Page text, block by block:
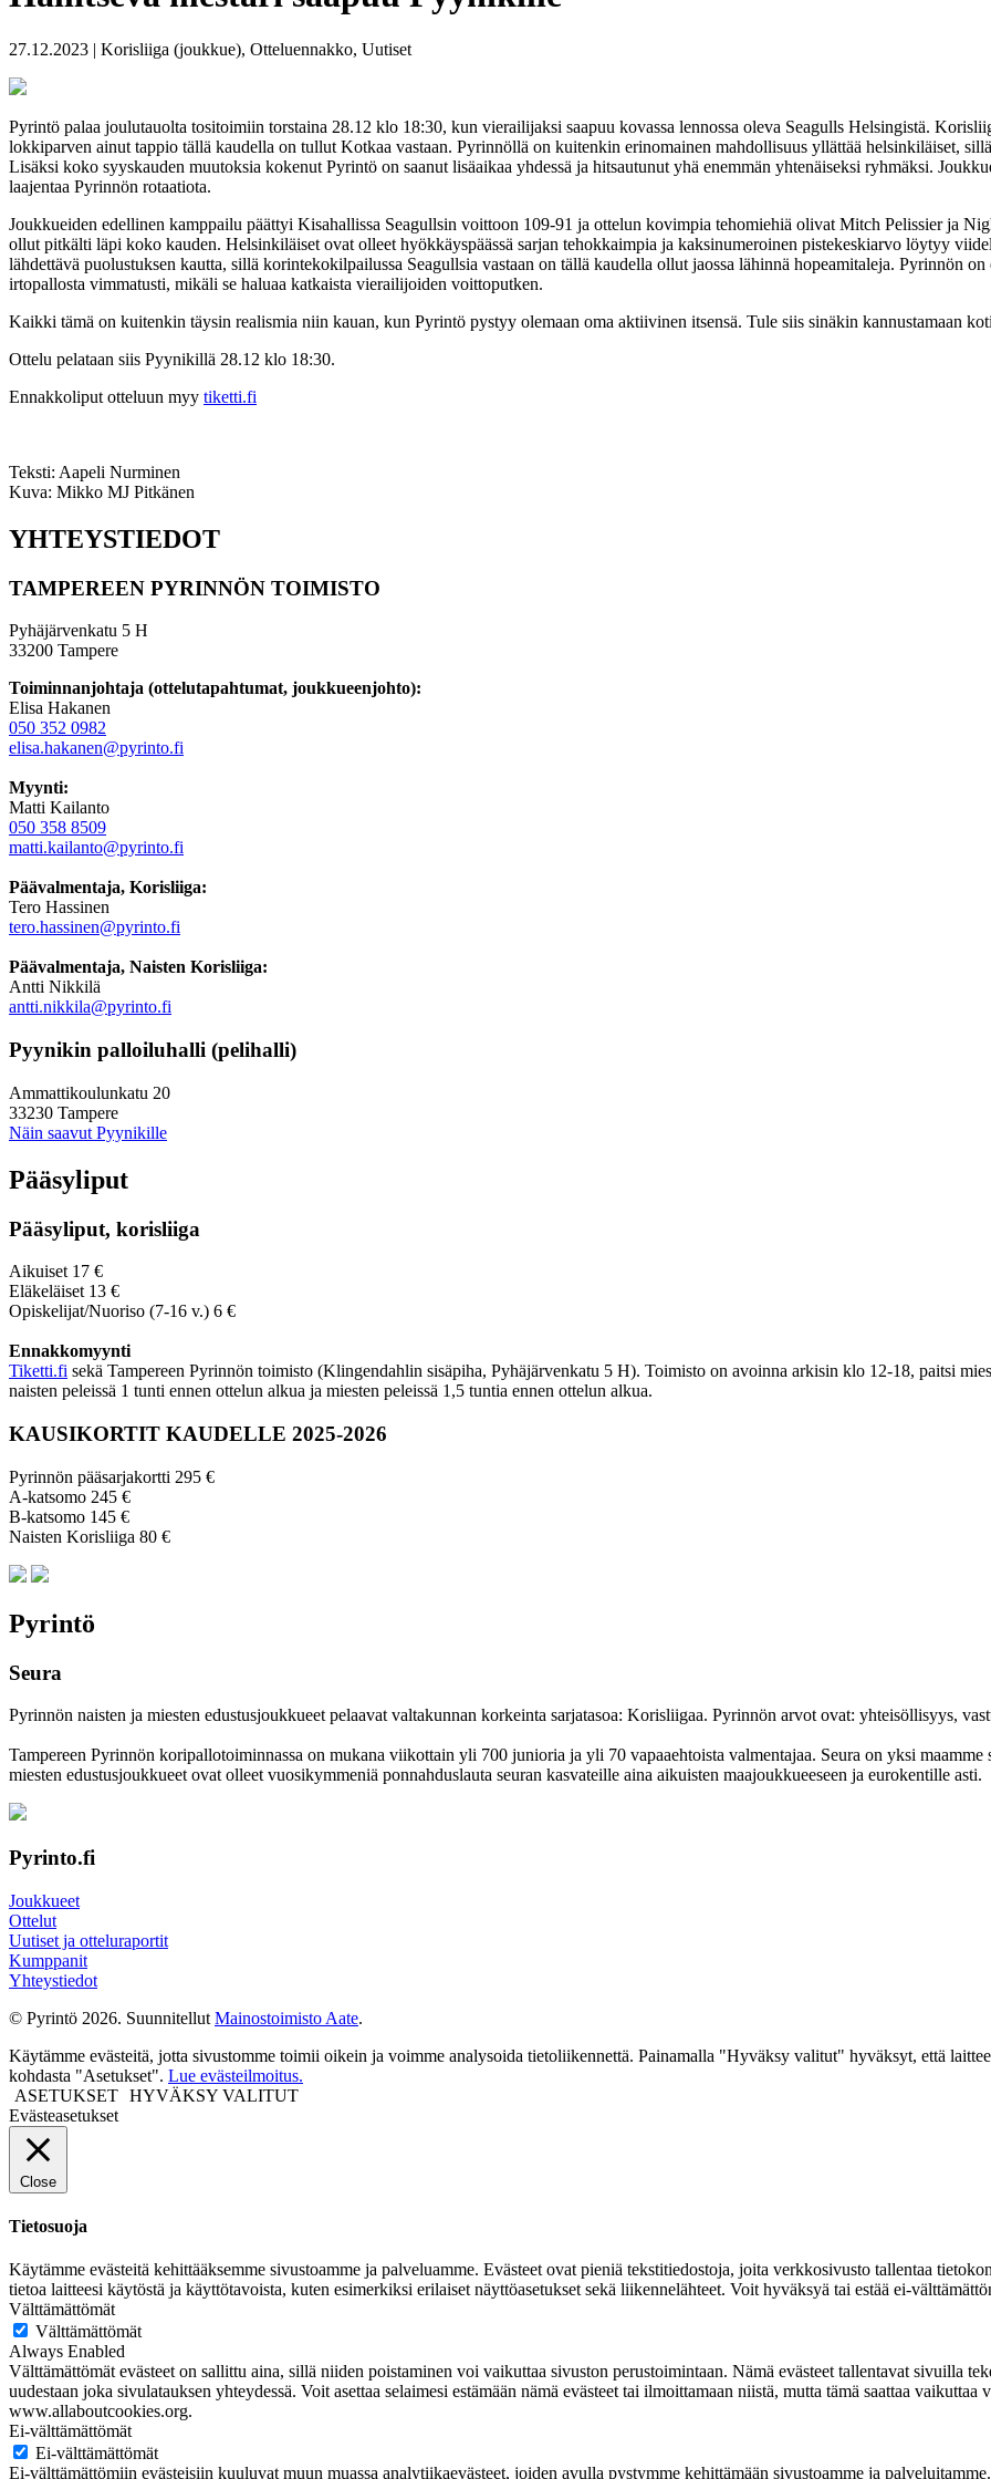
27.12.2023 | Korisliiga (joukkue), Otteluennakko, Uutiset
Pyrintö palaa joulutauolta tositoimiin torstaina 28.12 klo 18:30, kun vierailijaksi saapuu kovassa lennossa oleva Seagulls Helsingistä.
lokkiparven ainut tappio tällä kaudella on tullut Kotkaa vastaan. Pyrinnöllä on kuitenkin erinomainen mahdollisuus yllättää helsinkiläiset,
Lisäksi koko syyskauden muutoksia kokenut Pyrintö on saanut lisäaikaa yhdessä ja hitsautunut yhä enemmän yhtenäiseksi ryhmäksi.
laajentaa Pyrinnön rotaatiota.
Joukkueiden edellinen kamppailu päättyi Kisahallissa Seagullsin voittoon 109-91 ja ottelun kovimpia tehomiehiä olivat Mitch Pelissier ja
ollut pitkälti läpi koko kauden. Helsinkiläiset ovat olleet hyökkäyspäässä sarjan tehokkaimpia ja kaksinumeroinen pistekeskiarvo löytyy
lähdettävä puolustuksen kautta, sillä korintekokilpailussa Seagullsia vastaan on tällä kaudella ollut jaossa lähinnä hopeamitaleja. Pyrinnön
irtopallosta vimmatusti, mikäli se haluaa katkaista vierailijoiden voittoputken.
Kaikki tämä on kuitenkin täysin realismia niin kauan, kun Pyrintö pystyy olemaan oma aktiivinen itsensä. Tule siis sinäkin kannustamaan
Ottelu pelataan siis Pyynikillä 28.12 klo 18:30.
Ennakkoliput otteluun myy tiketti.fi
Teksti: Aapeli Nurminen
Kuva: Mikko MJ Pitkänen
YHTEYSTIEDOT
TAMPEREEN PYRINNÖN TOIMISTO
Pyhäjärvenkatu 5 H
33200 Tampere
Toiminnanjohtaja (ottelutapahtumat, joukkueenjohto):
Elisa Hakanen
050 352 0982
elisa.hakanen@pyrinto.fi
Myynti:
Matti Kailanto
050 358 8509
matti.kailanto@pyrinto.fi
Päävalmentaja, Korisliiga:
Tero Hassinen
tero.hassinen@pyrinto.fi
Päävalmentaja, Naisten Korisliiga:
Antti Nikkilä
antti.nikkila@pyrinto.fi
Pyynikin palloiluhalli (pelihalli)
Ammattikoulunkatu 20
33230 Tampere
Näin saavut Pyynikille
Pääsyliput
Pääsyliput, korisliiga
Aikuiset 17 €
Eläkeläiset 13 €
Opiskelijat/Nuoriso (7-16 v.) 6 €
Ennakkomyynti
Tiketti.fi sekä Tampereen Pyrinnön toimisto (Klingendahlin sisäpiha, Pyhäjärvenkatu 5 H). Toimisto on avoinna arkisin klo 12-18, paitsi
naisten peleissä 1 tunti ennen ottelun alkua ja miesten peleissä 1,5 tuntia ennen ottelun alkua.
KAUSIKORTIT KAUDELLE 2025-2026
Pyrinnön pääsarjakortti 295 €
A-katsomo 245 €
B-katsomo 145 €
Naisten Korisliiga 80 €
Pyrintö
Seura
Pyrinnön naisten ja miesten edustusjoukkueet pelaavat valtakunnan korkeinta sarjatasoa: Korisliigaa. Pyrinnön arvot ovat: yhteisöl­lisyys,
Tampereen Pyrinnön kori­pallo­toimin­nassa on mukana viikottain yli 700 junioria ja yli 70 vapaa­ehtoista valmen­tajaa. Seura on yksi
miesten edustus­joukkueet ovat olleet vuosi­kymmeniä ponnahdus­lauta seuran kasvateille aina aikuisten maa­joukkueeseen ja euro­kentille asti.
Pyrinto.fi
Joukkueet
Ottelut
Uutiset ja otteluraportit
Kumppanit
Yhteystiedot
© Pyrintö 2026. Suunnitellut Mainostoimisto Aate.
Käytämme evästeitä, jotta sivustomme toimii oikein ja voimme analysoida tietoliikennettä. Painamalla "Hyväksy valitut" hyväksyt, että
kohdasta "Asetukset". Lue evästeilmoitus.
ASETUKSET HYVÄKSY VALITUT
Evästeasetukset
Close
Tietosuoja
Käytämme evästeitä kehittääksemme sivustoamme ja palveluamme. Evästeet ovat pieniä tekstitiedostoja, joita verkkosivusto tallentaa
tietoa laitteesi käytöstä ja käyttötavoista, kuten esimerkiksi erilaiset näyttöasetukset sekä liikennelähteet. Voit hyväksyä tai estää ei-
Välttämättömät
Välttämättömät
Always Enabled
Välttämättömät evästeet on sallittu aina, sillä niiden poistaminen voi vaikuttaa sivuston perustoimintaan. Nämä evästeet tallentavat sivuilla
uudestaan joka sivulatauksen yhteydessä. Voit asettaa selaimesi estämään nämä evästeet tai ilmoittamaan niistä, mutta tämä saattaa
www.allaboutcookies.org.
Ei-välttämättömät
Ei-välttämättömät
Ei-välttämättömiin evästeisiin kuuluvat muun muassa analytiikaevästeet, joiden avulla pystymme kehittämään sivustoamme ja